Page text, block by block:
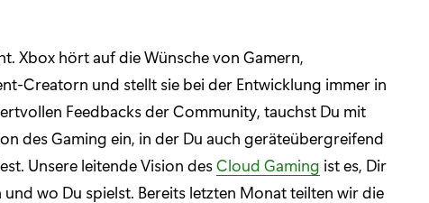
Xbox hört auf die Wünsche von Gamern,
Creatorn und stellt sie bei der Entwicklung immer in
Feedbacks der Community, tauchst Du mit
des Gaming ein, in der Du auch geräteübergreifend
Unsere leitende Vision desCloud Gaming ist es, Dir
und wo Du spielst. Bereits letzten Monat teilten wir die